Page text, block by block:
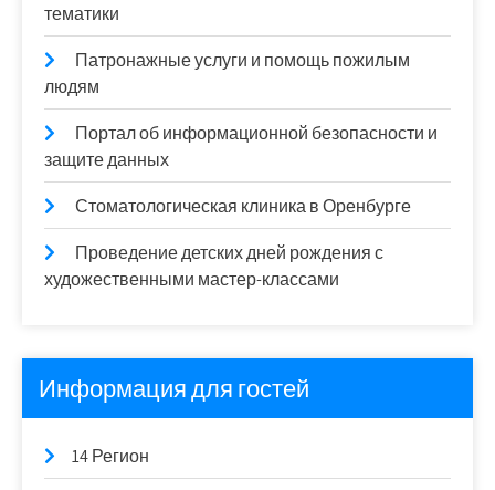
тематики
Патронажные услуги и помощь пожилым
людям
Портал об информационной безопасности и
защите данных
Стоматологическая клиника в Оренбурге
Проведение детских дней рождения с
художественными мастер-классами
Информация для гостей
14 Регион